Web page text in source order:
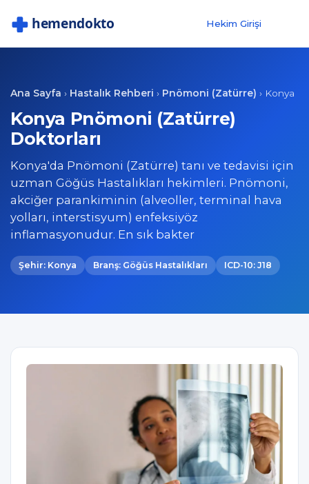
Hekim Girişi
Ana Sayfa › Hastalık Rehberi › Pnömoni (Zatürre) › Konya
Konya Pnömoni (Zatürre)
Doktorları
Konya'da Pnömoni (Zatürre) tanı ve tedavisi için
uzman Göğüs Hastalıkları hekimleri. Pnömoni,
akciğer parankiminin (alveoller, terminal hava
yolları, interstisyum) enfeksiyöz
inflamasyonudur. En sık bakter
Şehir: Konya Branş: Göğüs Hastalıkları ICD-10: J18